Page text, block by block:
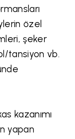
özel
şeker
tansiyon vb.
kazanımı
yapan